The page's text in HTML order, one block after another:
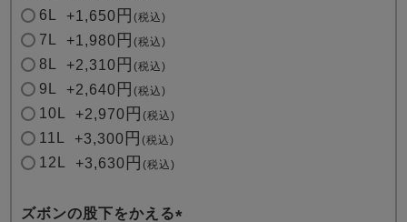
6L +1,650 税込
7L +1,980 税込
8L +2,310 税込
9L +2,640 税込
10L +2,970 税込
11L +3,300 税込
12L +3,630 税込
ズボンの股下をかえる